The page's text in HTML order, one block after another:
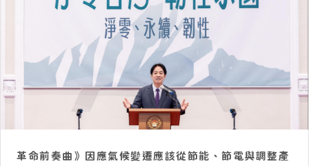
革命前奏曲》因應氣候變遷應該從節能、節電與調整產